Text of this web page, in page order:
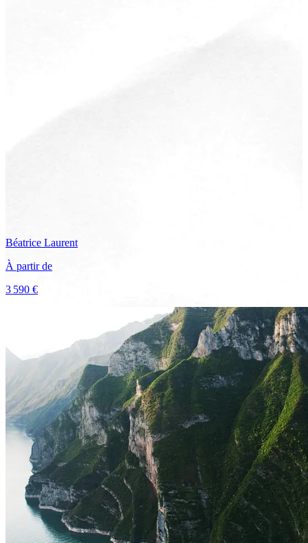
Béatrice Laurent
À partir de
3 590 €